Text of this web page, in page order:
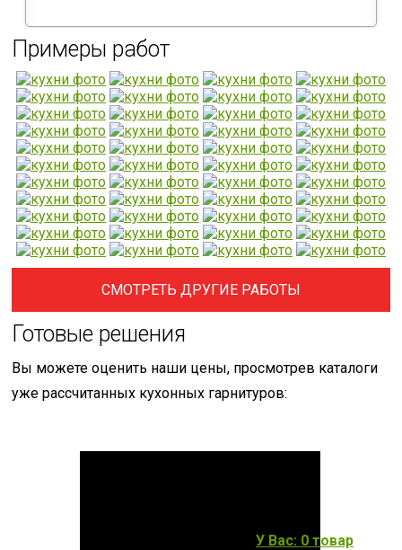
Примеры работ
СМОТРЕТЬ ДРУГИЕ РАБОТЫ
Готовые решения
Вы можете оценить наши цены, просмотрев каталоги
уже рассчитанных кухонных гарнитуров:
У Вас: 0 товар